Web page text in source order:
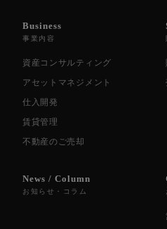
Business
事業内容
資産コンサルティング
アセットマネジメント
仕入開発
賃貸管理
不動産のご売却
News / Column
お知らせ・コラム